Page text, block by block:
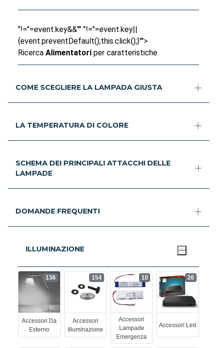
"!="=event.key&&"" "!="=event.key||
{event.preventDefault();this.click();}"">
RicercaAlimentatoriper caratteristiche
COME SCEGLIERE LA LAMPADA GIUSTA
LA TEMPERATURA DI COLORE
SCHEMA DEI PRINCIPALI ATTACCHI DELLE
LAMPADE
DOMANDE FREQUENTI
ILLUMINAZIONE
Accessori Da
Esterno
136
Accessori
Illuminazione
154
Accessori
Lampade
Emergenza
10
Accessori Led
26